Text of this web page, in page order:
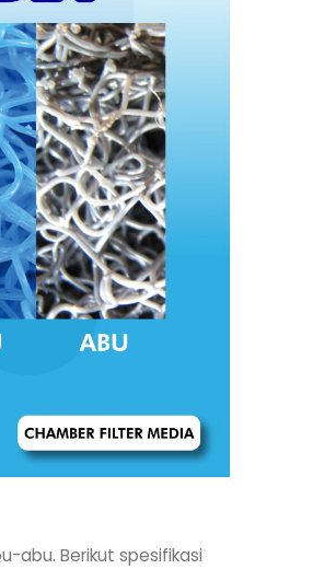
abu. Berikut spesifikasi